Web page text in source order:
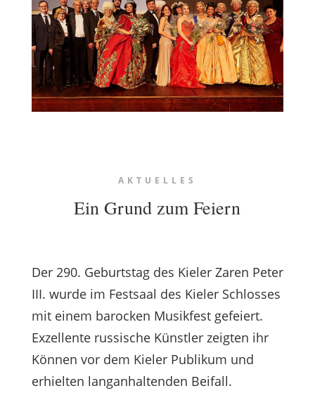
AKTUELLES
Ein Grund zum Feiern
Der 290. Geburtstag des Kieler Zaren Peter
III. wurde im Festsaal des Kieler Schlosses
mit einem barocken Musikfest gefeiert.
Exzellente russische Künstler zeigten ihr
Können vor dem Kieler Publikum und
erhielten langanhaltenden Beifall.